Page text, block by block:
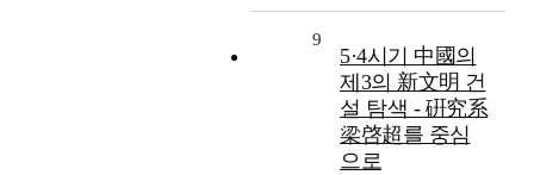
9
5·4시기 中國의
제3의 新文明 건
설 탐색 - 硏究系
梁啓超를 중심
으로